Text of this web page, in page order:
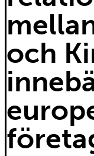
och